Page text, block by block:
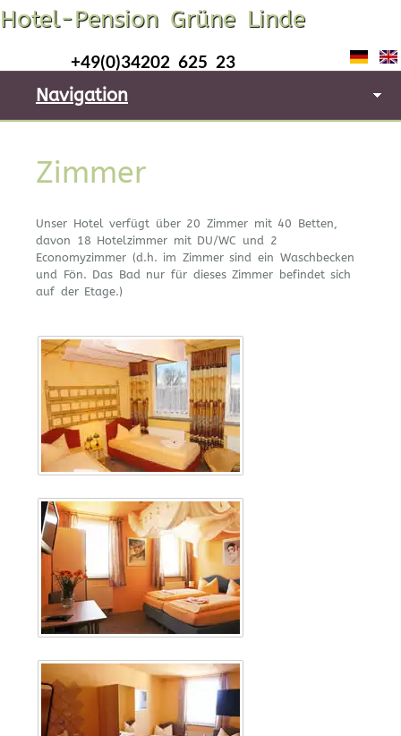
Hotel-Pension Grüne Linde
+49(0)34202 625 23
Navigation
Zimmer
Unser Hotel verfügt über 20 Zimmer mit 40 Betten,
davon 18 Hotelzimmer mit DU/WC und 2
Economyzimmer (d.h. im Zimmer sind ein Waschbecken
und Fön. Das Bad nur für dieses Zimmer befindet sich
auf der Etage.)